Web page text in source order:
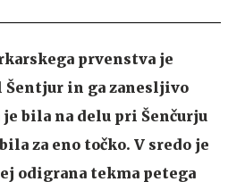
prvenstva je
Šentjur in ga zanesljivo
je bila na delu pri Šenčurju
za eno točko. V sredo je
odigrana tekma petega